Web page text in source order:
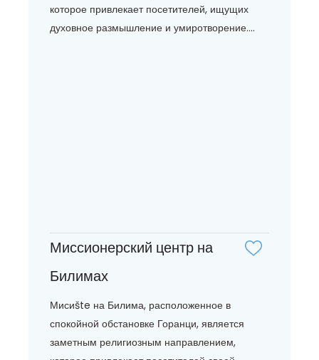
которое привлекает посетителей, ищущих
духовное размышление и умиротворение....
Миссионерский центр на
Билимах
Мисиšte на Билима, расположенное в
спокойной обстановке Горанци, является
заметным религиозным направлением,